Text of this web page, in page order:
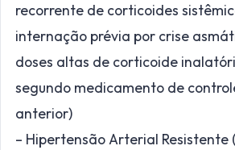
recorrente de corticoides
internação prévia por crise
doses altas de corticoide
segundo medicamento de
anterior)
– Hipertensão Arterial Resistente